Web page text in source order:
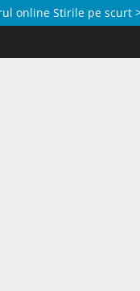
online Stirile pe scurt